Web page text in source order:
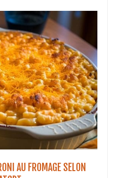
AU FROMAGE SELON